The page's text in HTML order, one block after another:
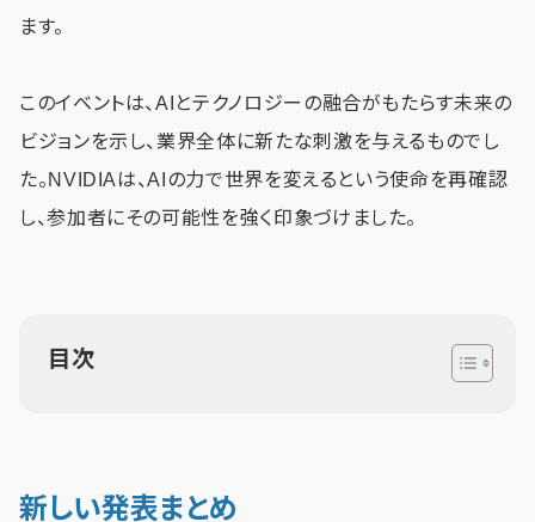
ます。
このイベントは、AIとテクノロジーの融合がもたらす未来の
ビジョンを示し、業界全体に新たな刺激を与えるものでし
た。NVIDIAは、AIの力で世界を変えるという使命を再確認
し、参加者にその可能性を強く印象づけました。
目次
新しい発表まとめ